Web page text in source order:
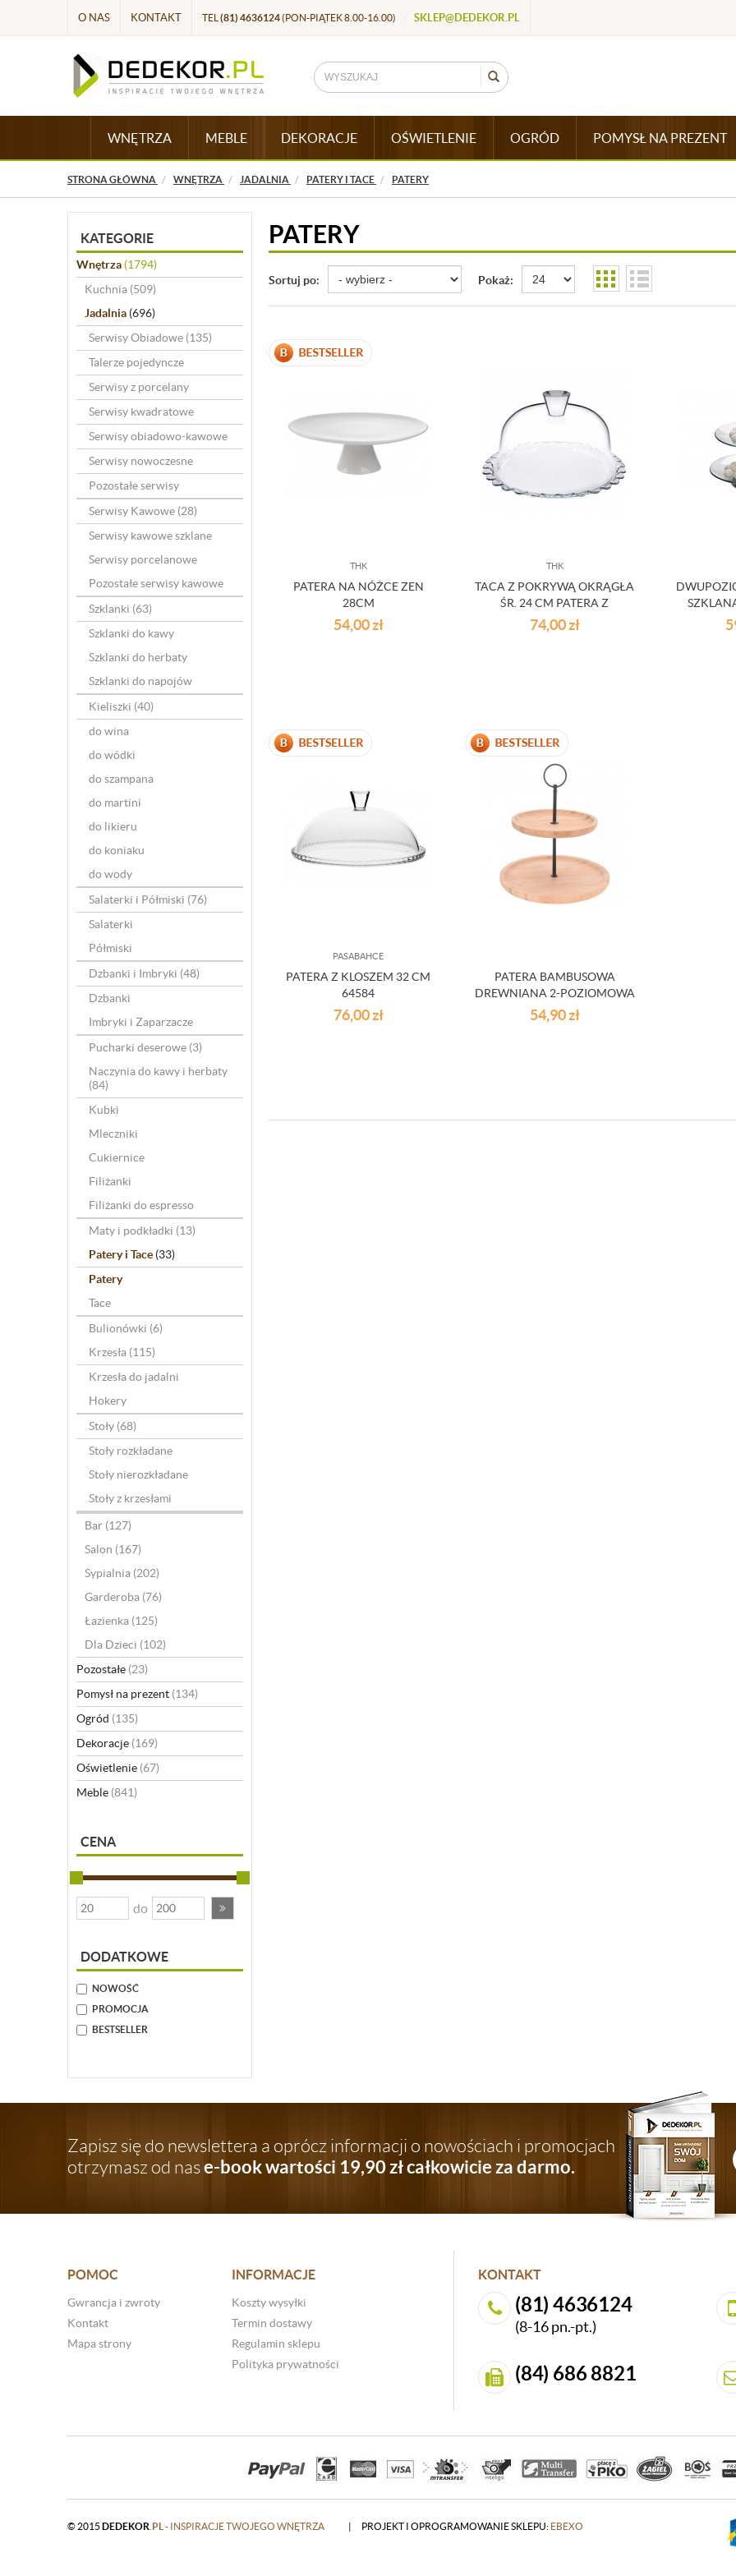
O NAS KONTAKT TEL (81) 4636124(PON-PIĄTEK 8.00-16.00) SKLEP@DEDEKOR.PL
WNĘTRZA MEBLE DEKORACJE OŚWIETLENIE OGRÓD POMYSŁ NA PREZENT
STRONA GŁÓWNA WNĘTRZA JADALNIA PATERY I TACE PATERY
KATEGORIE
Wnętrza (1794)
Kuchnia (509)
Jadalnia (696)
Serwisy Obiadowe (135)
Talerze pojedyncze
Serwisy z porcelany
Serwisy kwadratowe
Serwisy obiadowo-kawowe
Serwisy nowoczesne
Pozostałe serwisy
Serwisy Kawowe (28)
Serwisy kawowe szklane
Serwisy porcelanowe
Pozostałe serwisy kawowe
Szklanki (63)
Szklanki do kawy
Szklanki do herbaty
Szklanki do napojów
Kieliszki (40)
do wina
do wódki
do szampana
do martini
do likieru
do koniaku
do wody
Salaterki i Półmiski (76)
Salaterki
Półmiski
Dzbanki i Imbryki (48)
Dzbanki
Imbryki i Zaparzacze
Pucharki deserowe (3)
Naczynia do kawy i herbaty
(84)
Kubki
Mleczniki
Cukiernice
Filiżanki
Filiżanki do espresso
Maty i podkładki (13)
Patery i Tace (33)
Patery
Tace
Bulionówki (6)
Krzesła (115)
Krzesła do jadalni
Hokery
Stoły (68)
Stoły rozkładane
Stoły nierozkładane
Stoły z krzesłami
Bar (127)
Salon (167)
Sypialnia (202)
Garderoba (76)
Łazienka (125)
Dla Dzieci (102)
Pozostałe (23)
Pomysł na prezent (134)
Ogród (135)
Dekoracje (169)
Oświetlenie (67)
Meble (841)
CENA
do
DODATKOWE
NOWOŚĆ
PROMOCJA
BESTSELLER
PATERY
Sortuj po: Pokaż:
THK
PATERA NA NÓŻCE ZEN
28CM
54,00zł
THK
TACA Z POKRYWĄ OKRĄGŁA
ŚR. 24 CM PATERA Z
KLOSZEM
74,00zł
PASABAHCE
PATERA Z KLOSZEM 32 CM
64584
76,00zł
PATERA BAMBUSOWA
DREWNIANA 2-POZIOMOWA
54,90zł
Zapisz się do newslettera a oprócz informacji o nowościach i promocjach
otrzymasz od nase-book wartości 19,90 zł całkowicie za darmo.
POMOC
Gwrancja i zwroty
Kontakt
Mapa strony
INFORMACJE
Koszty wysyłki
Termin dostawy
Regulamin sklepu
Polityka prywatności
KONTAKT
(81) 4636124
(8-16 pn.-pt.)
(84) 686 8821
© 2015 DEDEKOR .PL - INSPIRACJE TWOJEGO WNĘTRZA | PROJEKT I OPROGRAMOWANIE SKLEPU: EBEXO